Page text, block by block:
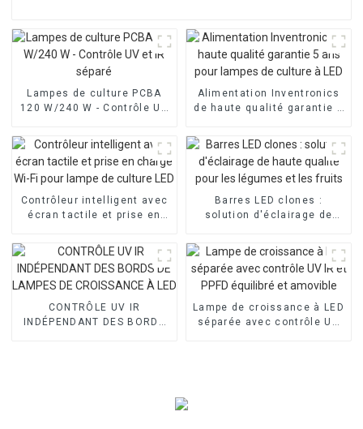
Lampes de culture PCBA
120 W/240 W - Contrôle UV
Alimentation Inventronics
de haute qualité garantie 5
à LED
Contrôleur intelligent avec
écran tactile et prise en
culture LED
Barres LED clones :
solution d'éclairage de
légumes et les fruits
CONTRÔLE UV IR
INDÉPENDANT DES BORDS
Lampe de croissance à LED
séparée avec contrôle UV